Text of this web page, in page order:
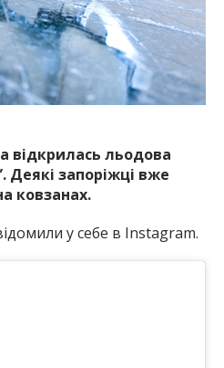
інформацію про події
Запоріжжя та області.
відкрилась льодова
Деякі запоріжці вже
ковзанах.
у себе в Instagram.